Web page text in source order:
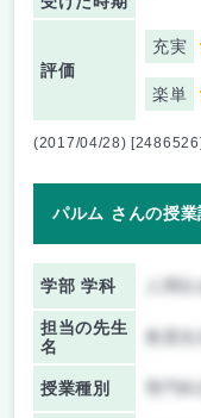
評価
充実
楽単
(2017/04/28) [2486526]
パルム さんの授業
学部 学科
担当の先生
名
授業種別